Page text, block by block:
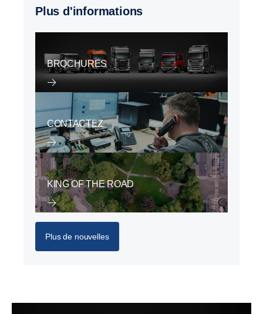
Plus d'informations
BROCHURES
CONTACTEZ
KING OF THE ROAD
Plus de nouvelles